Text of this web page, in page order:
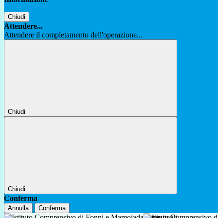
Chiudi
Attendere...
Attendere il completamento dell'operazione...
Chiudi
Chiudi
Conferma
Annulla Conferma